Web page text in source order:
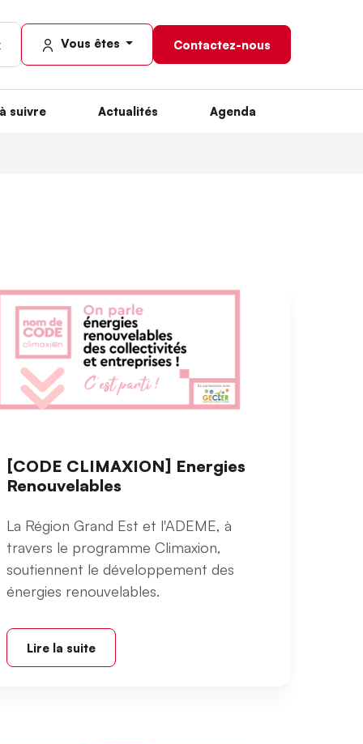
Vous êtes Contactez-nous
suivre Actualités Agenda
[CODE CLIMAXION] Energies
Renouvelables
La Région Grand Est et l'ADEME, à
travers le programme Climaxion,
soutiennent le développement des
énergies renouvelables.
Lire la suite